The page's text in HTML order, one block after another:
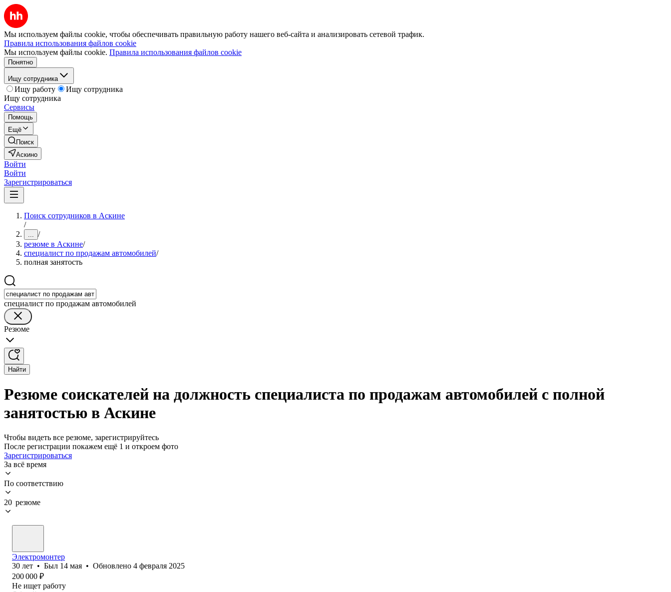
Мы используем файлы cookie, чтобы обеспечивать правильную работу нашего веб-сайта и анализировать сетевой трафик.
Правила использования файлов cookie
Мы используем файлы cookie. Правила использования файлов cookie
Понятно
Ищу сотрудника
Ищу работу
Ищу сотрудника
Ищу сотрудника
Сервисы
Помощь
Ещё
Поиск
Аскино
Войти
Войти
Зарегистрироваться
Поиск сотрудников в Аскине
/
... /
резюме в Аскине/
специалист по продажам автомобилей/
полная занятость
специалист по продажам автомобилей
Резюме
Найти
Резюме соискателей на должность специалиста по продажам автомобилей с полной
занятостью в Аскине
Чтобы видеть все резюме, зарегистрируйтесь
После регистрации покажем ещё 1 и откроем фото
Зарегистрироваться
За всё время
По соответствию
20 резюме
Электромонтер
30 лет • Был 14 мая • Обновлено 4 февраля 2025
200 000 ₽
Не ищет работу